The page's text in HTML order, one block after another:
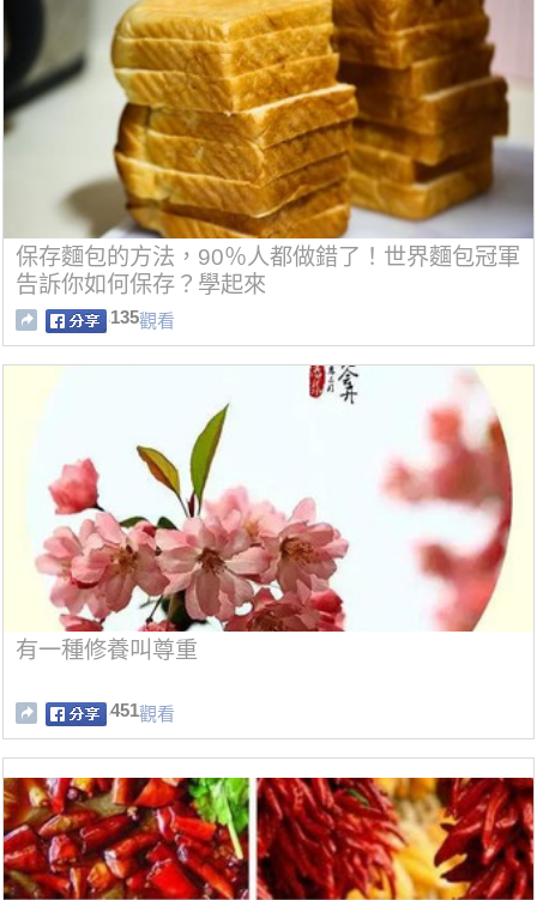
保存麵包的方法，90％人都做錯了！世界麵包冠軍
告訴你如何保存？學起來
135觀看
有一種修養叫尊重
451觀看